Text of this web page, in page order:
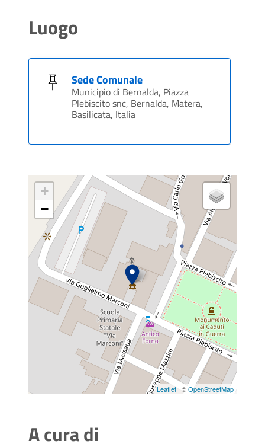
Luogo
Sede Comunale
Municipio di Bernalda, Piazza
Plebiscito snc, Bernalda, Matera,
Basilicata, Italia
+
−
Leaflet | ©OpenStreetMap
A cura di